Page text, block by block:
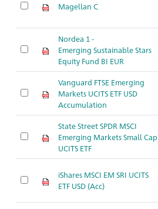
Magellan C
Nordea 1 -
Emerging Sustainable Stars
Equity Fund BI EUR
Vanguard FTSE Emerging
Markets UCITS ETF USD
Accumulation
State Street SPDR MSCI
Emerging Markets Small Cap
UCITS ETF
iShares MSCI EM SRI UCITS
ETF USD (Acc)